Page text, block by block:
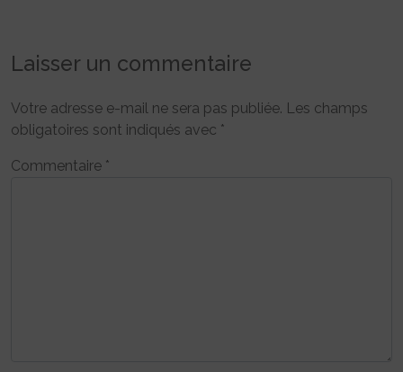
Laisser un commentaire
Votre adresse e-mail ne sera pas publiée. Les champs
obligatoires sont indiqués avec *
Commentaire *